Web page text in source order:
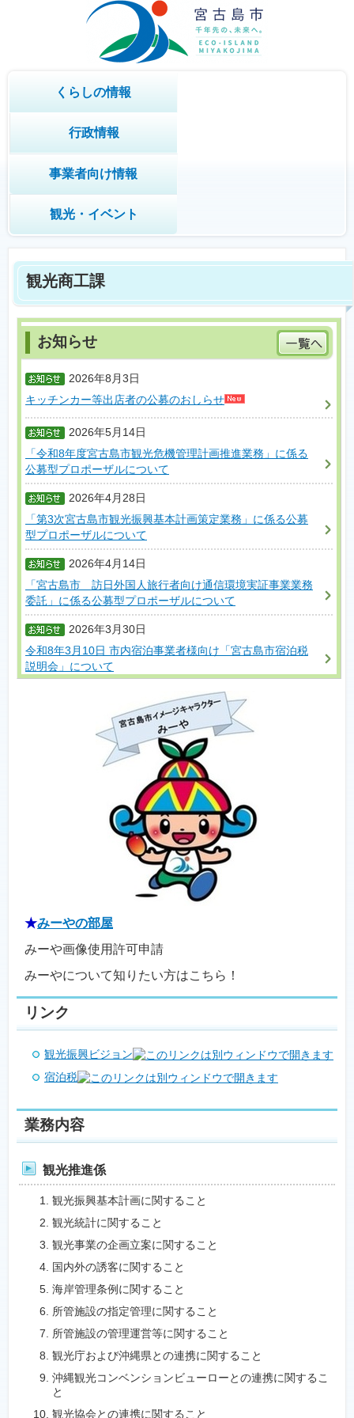
くらしの情報
行政情報
事業者向け情報
観光・イベント
観光商工課
2026年8月3日
キッチンカー等出店者の公募のおしらせ
2026年5月14日
「令和8年度宮古島市観光危機管理計画推進業務」に係る
公募型プロポーザルについて
2026年4月28日
「第3次宮古島市観光振興基本計画策定業務」に係る公募
型プロポーザルについて
2026年4月14日
「宮古島市 訪日外国人旅行者向け通信環境実証事業業務
委託」に係る公募型プロポーザルについて
2026年3月30日
令和8年3月10日 市内宿泊事業者様向け「宮古島市宿泊税
説明会」について
★みーやの部屋
みーや画像使用許可申請
みーやについて知りたい方はこちら！
リンク
観光振興ビジョン
宿泊税
業務内容
観光推進係
観光振興基本計画に関すること
観光統計に関すること
観光事業の企画立案に関すること
国内外の誘客に関すること
海岸管理条例に関すること
所管施設の指定管理に関すること
所管施設の管理運営等に関すること
観光庁および沖縄県との連携に関すること
沖縄観光コンベンションビューローとの連携に関するこ
と
観光協会との連携に関すること